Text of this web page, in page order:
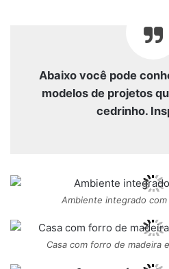
Abaixo você pode
modelos de projetos
cedrinho.
Ambiente integrado
Casa com forro de madeira